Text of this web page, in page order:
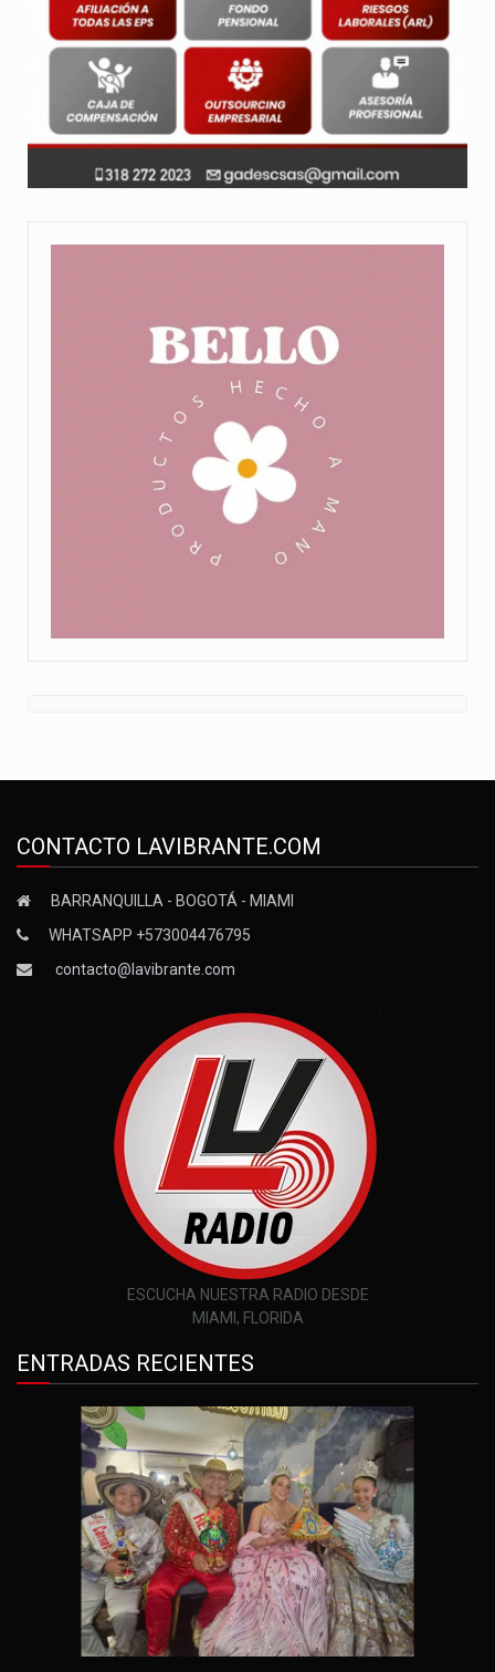
CONTACTO LAVIBRANTE.COM
BARRANQUILLA - BOGOTÁ - MIAMI
WHATSAPP +573004476795
contacto@lavibrante.com
ESCUCHA NUESTRA RADIO DESDE
MIAMI, FLORIDA
ENTRADAS RECIENTES